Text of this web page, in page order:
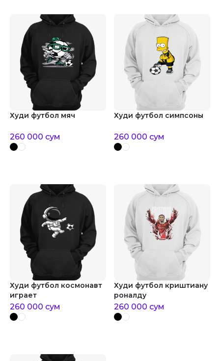
Худи футбол мяч
260 000 сум
Худи футбол симпсоны
260 000 сум
Худи футбол космонавт
играет
260 000 сум
Худи футбол криштиану
роналду
260 000 сум